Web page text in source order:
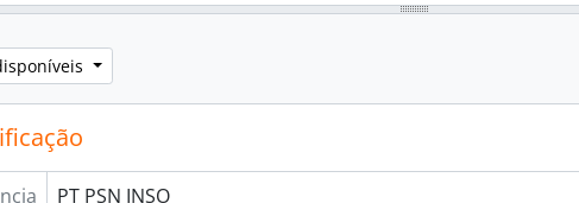
PT PSN INSO